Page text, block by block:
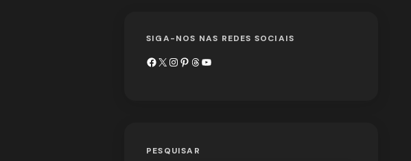
SIGA-NOS NAS REDES SOCIAIS
PESQUISAR